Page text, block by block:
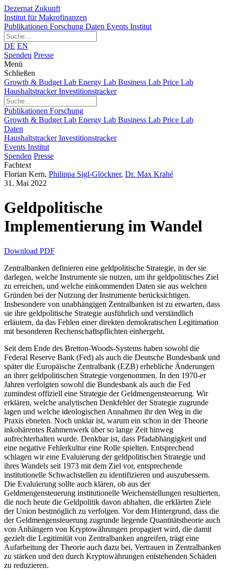
Dezernat Zukunft
Institut für Makrofinanzen
Publikationen Forschung Daten Events Institut
DE EN
Spenden Presse
Menü
Schließen
Growth & Budget Lab Energy Lab Business Lab Price Lab
HaushaltstrackerInvestitionstracker
Publikationen Forschung
Growth & Budget Lab Energy Lab Business Lab Price Lab
Daten
HaushaltstrackerInvestitionstracker
Events Institut
Spenden Presse
Fachtext
Florian Kern, Philippa Sigl-Glöckner, Dr. Max Krahé
31. Mai 2022
Geldpolitische
Implementierung im Wandel
Download PDF
Zentralbanken definieren eine geldpolitische Strategie, in der sie
darlegen, welche Instrumente sie nutzen, um ihr geldpolitisches Ziel
zu erreichen, und welche einkommenden Daten sie aus welchen
Gründen bei der Nutzung der Instrumente berücksichtigen.
Insbesondere von unabhängigen Zentralbanken ist zu erwarten, dass
sie ihre geldpolitische Strategie ausführlich und verständlich
erläutern, da das Fehlen einer direkten demokratischen Legitimation
mit besonderen Rechenschaftspflichten einhergeht.
Seit dem Ende des Bretton-Woods-Systems haben sowohl die
Federal Reserve Bank (Fed) als auch die Deutsche Bundesbank und
später die Europäische Zentralbank (EZB) erhebliche Änderungen
an ihrer geldpolitischen Strategie vorgenommen. In den 1970-er
Jahren verfolgten sowohl die Bundesbank als auch die Fed
zumindest offiziell eine Strategie der Geldmengensteuerung. Wir
erklären, welche analytischen Denkfehler der Strategie zugrunde
lagen und welche ideologischen Annahmen ihr den Weg in die
Praxis ebneten. Noch unklar ist, warum ein schon in der Theorie
inkohärentes Rahmenwerk über so lange Zeit hinweg
aufrechterhalten wurde. Denkbar ist, dass Pfadabhängigkeit und
eine negative Fehlerkultur eine Rolle spielten. Entsprechend
schlagen wir eine Evaluierung der geldpolitischen Strategie und
ihres Wandels seit 1973 mit dem Ziel vor, entsprechende
institutionelle Schwachstellen zu identifizieren und auszubessern.
Die Evaluierung sollte auch klären, ob aus der
Geldmengensteuerung institutionelle Weichenstellungen resultierten,
die noch heute die Geldpolitik davon abhalten, die erklärten Ziele
der Union bestmöglich zu verfolgen. Vor dem Hintergrund, dass die
der Geldmengensteuerung zugrunde liegende Quantitätstheorie auch
von Anhängern von Kryptowährungen propagiert wird, die damit
gezielt die Legitimität von Zentralbanken angreifen, trägt eine
Aufarbeitung der Theorie auch dazu bei, Vertrauen in Zentralbanken
zu stärken und den durch Kryptowährungen entstehenden Schäden
zu reduzieren.